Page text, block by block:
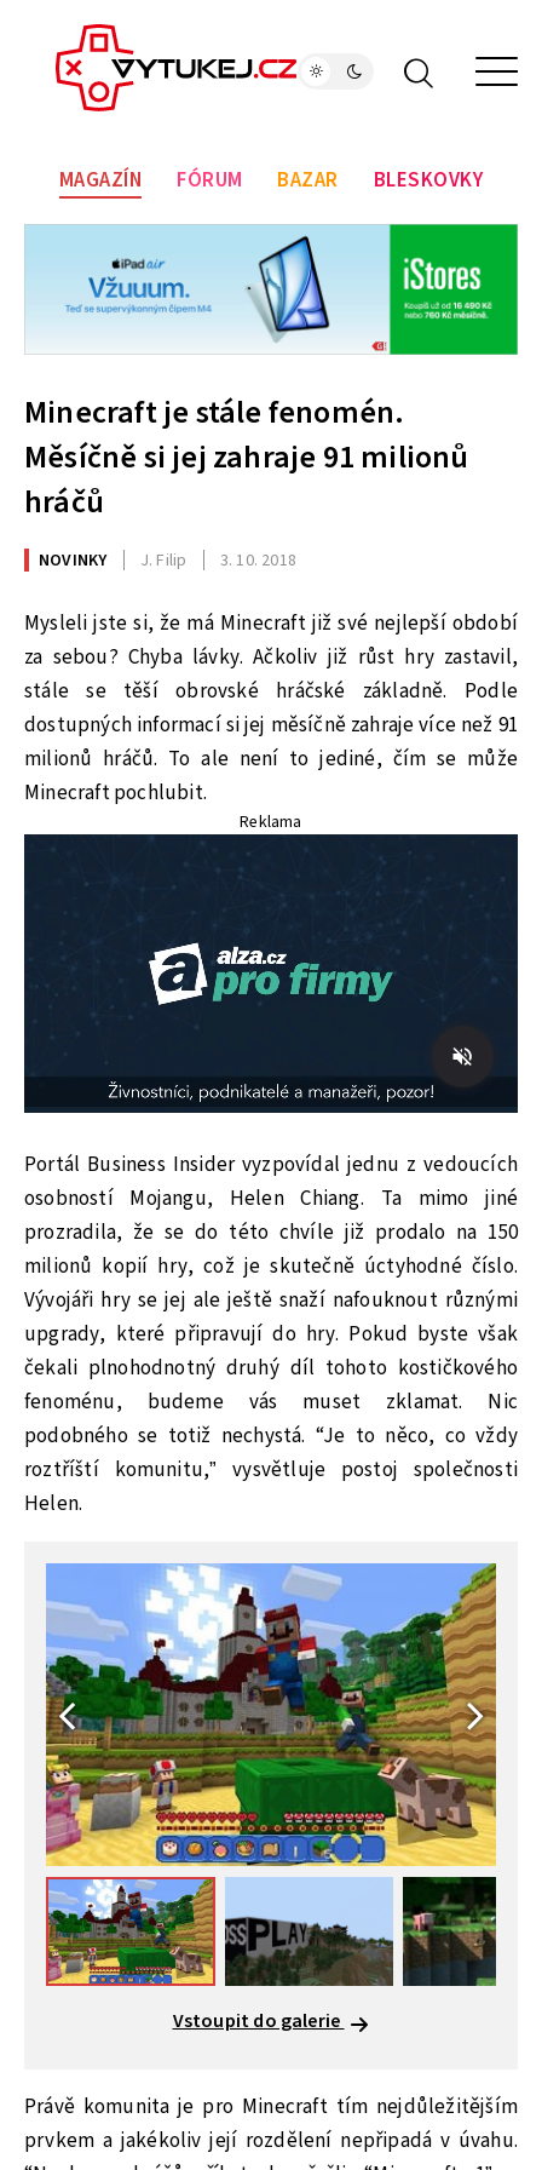
MAGAZÍN FÓRUM BAZAR BLESKOVKY
Minecraft je stále fenomén.
Měsíčně si jej zahraje 91 milionů
hráčů
NOVINKY J. Filip 3. 10. 2018
Mysleli jste si, že má Minecraft již své nejlepší období
za sebou? Chyba lávky. Ačkoliv již růst hry zastavil,
stále se těší obrovské hráčské základně. Podle
dostupných informací si jej měsíčně zahraje více než 91
milionů hráčů. To ale není to jediné, čím se může
Minecraft pochlubit.
Reklama
Portál Business Insider vyzpovídal jednu z vedoucích
osobností Mojangu, Helen Chiang. Ta mimo jiné
prozradila, že se do této chvíle již prodalo na 150
milionů kopií hry, což je skutečně úctyhodné číslo.
Vývojáři hry se jej ale ještě snaží nafouknout různými
upgrady, které připravují do hry. Pokud byste však
čekali plnohodnotný druhý díl tohoto kostičkového
fenoménu, budeme vás muset zklamat. Nic
podobného se totiž nechystá. “Je to něco, co vždy
roztříští komunitu,” vysvětluje postoj společnosti
Helen.
Vstoupit do galerie
Právě komunita je pro Minecraft tím nejdůležitějším
prvkem a jakékoliv její rozdělení nepřipadá v úvahu.